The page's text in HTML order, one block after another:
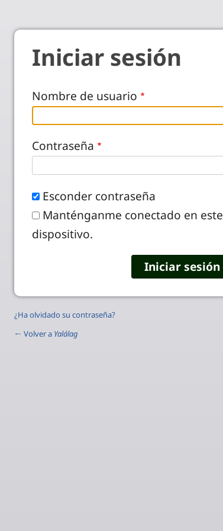
Iniciar sesión
Nombre de usuario
Contraseña
Esconder contraseña
Manténganme conectado en este
dispositivo.
¿Ha olvidado su contraseña?
← Volver a Yalálag